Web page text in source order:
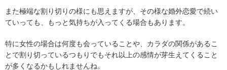
また極端な割り切りの様にも思えますが、その様な婚外恋愛で続い
ていっても、もっと気持ちが入ってくる場合もあります。
特に女性の場合は何度も会っていることや、カラダの関係があるこ
とで割り切っているつもりでもそれ以上の感情が芽生えてくること
が多くなるかもしれませんね。